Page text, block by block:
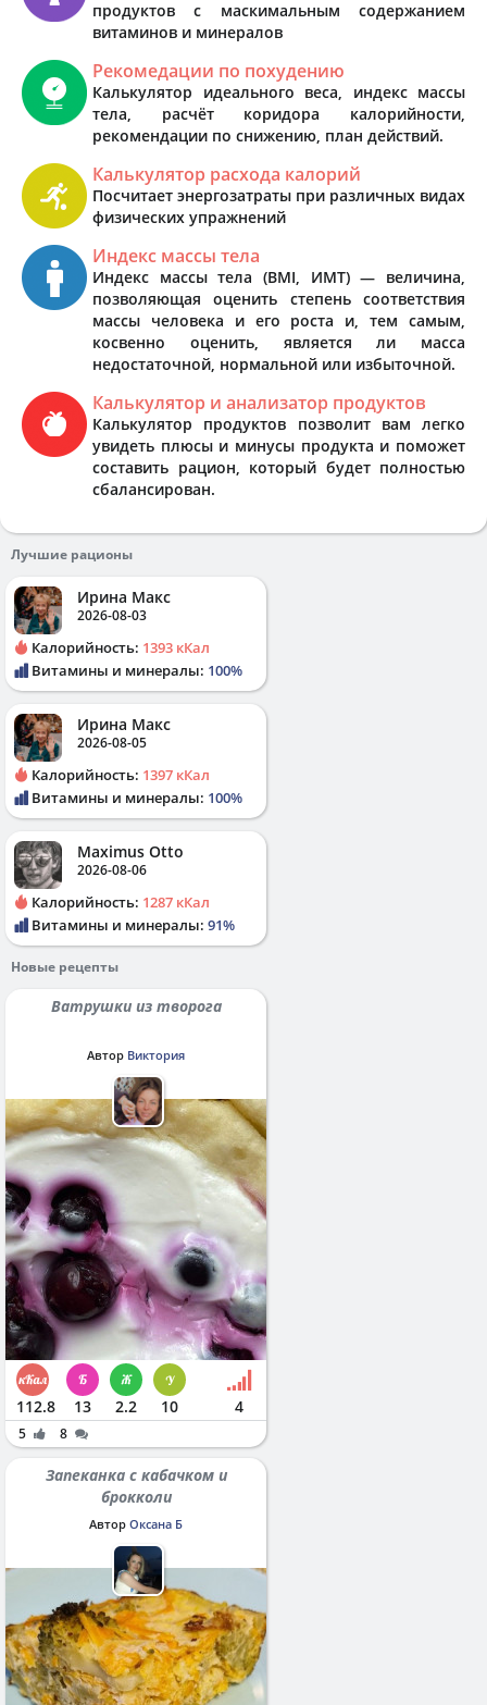
продуктов с маскимальным содержанием
витаминов и минералов
Рекомедации по похудению
Калькулятор идеального веса, индекс массы
тела, расчёт коридора калорийности,
рекомендации по снижению, план действий.
Калькулятор расхода калорий
Посчитает энергозатраты при различных видах
физических упражнений
Индекс массы тела
Индекс массы тела (BMI, ИМТ) — величина,
позволяющая оценить степень соответствия
массы человека и его роста и, тем самым,
косвенно оценить, является ли масса
недостаточной, нормальной или избыточной.
Калькулятор и анализатор продуктов
Калькулятор продуктов позволит вам легко
увидеть плюсы и минусы продукта и поможет
составить рацион, который будет полностью
сбалансирован.
Лучшие рационы
Ирина Макс
2026-08-03
Калорийность: 1393 кКал
Витамины и минералы: 100%
Ирина Макс
2026-08-05
Калорийность: 1397 кКал
Витамины и минералы: 100%
Maximus Otto
2026-08-06
Калорийность: 1287 кКал
Витамины и минералы: 91%
Новые рецепты
Ватрушки из творога
Автор Виктория
112.8 13 2.2 10 4
5 8
Запеканка с кабачком и
брокколи
Автор Оксана Б